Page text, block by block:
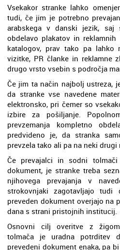
Vsekakor stranke lahko
tudi, če jim je potrebno
arabskega v danski jezik, saj
obdelavo plakatov in
katalogov, prav tako pa lahko
vizitke, PR članke in reklamne
drugo vrsto vsebin s področja
Če jim ta način najbolj ustreza,
da stranke vse navedene
elektronsko, pri čemer so
izbire za pošiljanje.
prevzemanja kompletno
predvideno je, da stranka
prevzela tako ali pa na neki drugi
Če prevajalci in sodni
dokument, je stranke treba
njihovega prevajanja v
strokovnjaki zagotavljajo tudi
preveden dokument overjajo na
dana s strani pristojnih institucij.
Osnovni cilj overitve z žigom
tolmača je uradna potrditev
prevedeni dokument enaka, pa